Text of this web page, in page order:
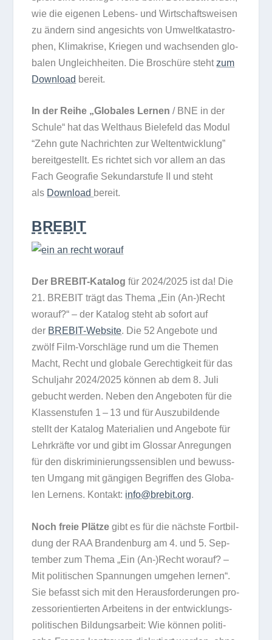
wie die eige­nen Lebens- und Wirt­schafts­wei­sen
zu ändern sind ange­sichts von Umwelt­ka­ta­stro­
phen, Kli­ma­krise, Krie­gen und wach­sen­den glo­
ba­len Ungleich­hei­ten. Die Bro­schüre steht zum
Down­load bereit.
In der Reihe „Glo­ba­les Ler­nen/​ BNE in der
Schule“ hat das Welt­haus Bie­le­feld das Modul
“Zehn gute Nach­rich­ten zur Welt­ent­wick­lung”
bereit­ge­stellt. Es rich­tet sich vor allem an das
Fach Geo­gra­fie Sekun­dar­stufe II und steht
als Down­load bereit.
BREBIT
Der BRE­BIT-Kata­log für 2024/​2025 ist da! Die
21. BREBIT trägt das Thema „Ein (An-)Recht
wor­auf?“ – der Kata­log steht ab sofort auf
der BRE­BIT-Web­site. Die 52 Ange­bote und
zwölf Film-Vor­schläge rund um die The­men
Macht, Recht und glo­bale Gerech­tig­keit für das
Schul­jahr 2024/​2025 kön­nen ab dem 8. Juli
gebucht wer­den. Neben den Ange­bo­ten für die
Klas­sen­stu­fen 1 – 13 und für Aus­zu­bil­dende
stellt der Kata­log Mate­ria­lien und Ange­bote für
Lehr­kräfte vor und gibt im Glos­sar Anre­gun­gen
für den dis­kri­mi­nie­rungs­sen­si­blen und bewuss­
ten Umgang mit gän­gi­gen Begrif­fen des Glo­ba­
len Ler­nens. Kon­takt: info@brebit.org.
Noch freie Plätze gibt es für die nächste Fort­bil­
dung der RAA Bran­den­burg am 4. und 5. Sep­
tem­ber zum Thema „Ein (An-)Recht wor­auf? –
Mit poli­ti­schen Span­nun­gen umge­hen ler­nen“.
Sie befasst sich mit den Her­aus­for­de­run­gen pro­
zess­ori­en­tier­ten Arbei­tens in der ent­wick­lungs­
po­li­ti­schen Bil­dungs­ar­beit: Wie kön­nen poli­ti­